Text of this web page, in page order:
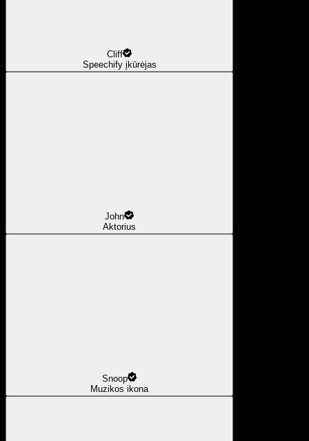
Cliff
Speechify įkūrėjas
John
Aktorius
Snoop
Muzikos ikona